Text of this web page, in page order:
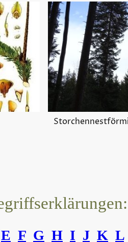
E F G H I J K L